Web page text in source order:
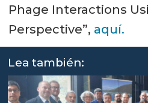
Phage Interactions
Perspective”, aquí.
Lea también: